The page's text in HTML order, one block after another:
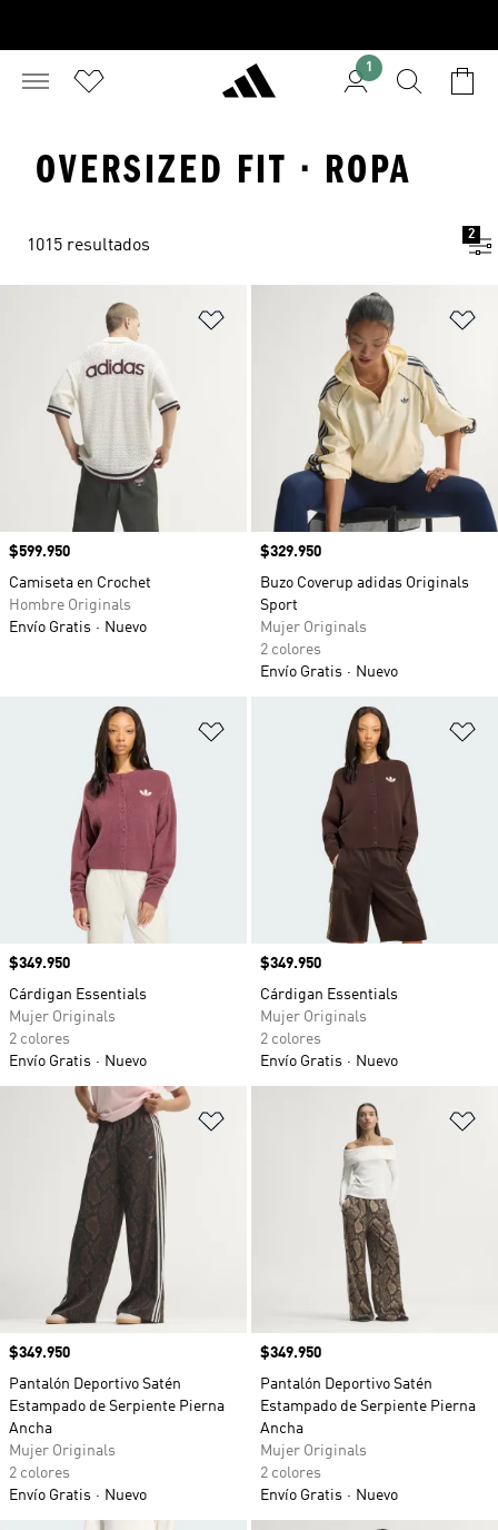
1
OVERSIZED FIT · ROPA
1015 resultados
2
Añadir a la lista de deseos
Precio
$599.950
Camiseta en Crochet
Hombre Originals
Envío Gratis
Nuevo
Precio
$329.950
Buzo Coverup adidas Originals
Sport
Mujer Originals
2 colores
Envío Gratis
Nuevo
Añadir a la lista de deseos
Precio
$349.950
Cárdigan Essentials
Mujer Originals
2 colores
Envío Gratis
Nuevo
Precio
$349.950
Cárdigan Essentials
Mujer Originals
2 colores
Envío Gratis
Nuevo
Añadir a la lista de deseos
Precio
$349.950
Pantalón Deportivo Satén
Estampado de Serpiente Pierna
Ancha
Mujer Originals
2 colores
Envío Gratis
Nuevo
Precio
$349.950
Pantalón Deportivo Satén
Estampado de Serpiente Pierna
Ancha
Mujer Originals
2 colores
Envío Gratis
Nuevo